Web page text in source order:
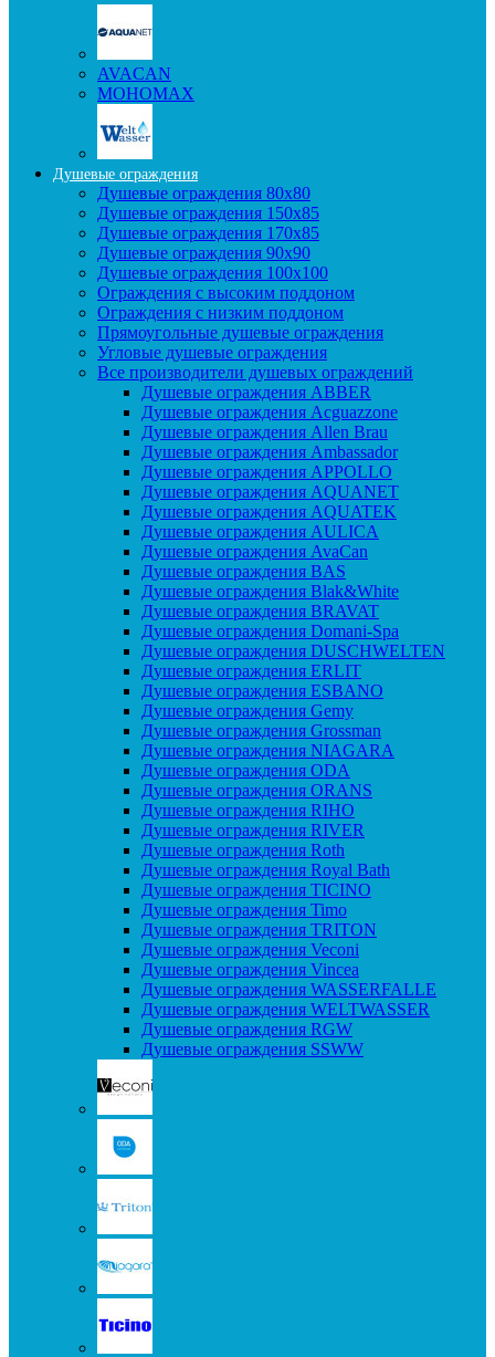
AVACAN
МОНОМАХ
Душевые ограждения
Душевые ограждения 80x80
Душевые ограждения 150x85
Душевые ограждения 170x85
Душевые ограждения 90x90
Душевые ограждения 100x100
Ограждения с высоким поддоном
Ограждения с низким поддоном
Прямоугольные душевые ограждения
Угловые душевые ограждения
Все производители душевых ограждений
Душевые ограждения ABBER
Душевые ограждения Acguazzone
Душевые ограждения Allen Brau
Душевые ограждения Ambassador
Душевые ограждения APPOLLO
Душевые ограждения AQUANET
Душевые ограждения AQUATEK
Душевые ограждения AULICA
Душевые ограждения AvaCan
Душевые ограждения BAS
Душевые ограждения Blak&White
Душевые ограждения BRAVAT
Душевые ограждения Domani-Spa
Душевые ограждения DUSCHWELTEN
Душевые ограждения ERLIT
Душевые ограждения ESBANO
Душевые ограждения Gemy
Душевые ограждения Grossman
Душевые ограждения NIAGARA
Душевые ограждения ODA
Душевые ограждения ORANS
Душевые ограждения RIHO
Душевые ограждения RIVER
Душевые ограждения Roth
Душевые ограждения Royal Bath
Душевые ограждения TICINO
Душевые ограждения Timo
Душевые ограждения TRITON
Душевые ограждения Veconi
Душевые ограждения Vincea
Душевые ограждения WASSERFALLE
Душевые ограждения WELTWASSER
Душевые ограждения RGW
Душевые ограждения SSWW